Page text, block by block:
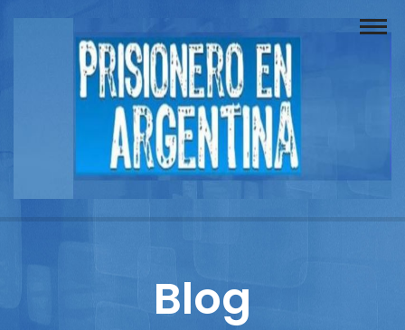
Buscador
Documentos
Blog